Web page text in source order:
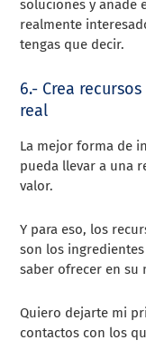
soluciones y añade
realmente
tengas que decir.
6.- Crea
real
La mejor forma de
pueda llevar a una
valor.
Y para eso, los
son los
saber ofrecer en su
Quiero dejarte mi
contactos con los